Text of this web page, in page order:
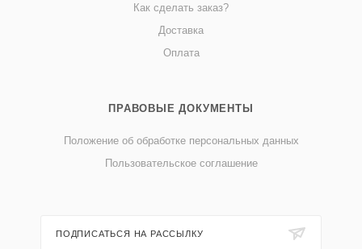
Как сделать заказ?
Доставка
Оплата
ПРАВОВЫЕ ДОКУМЕНТЫ
Положение об обработке персональных данных
Пользовательское соглашение
ПОДПИСАТЬСЯ НА РАССЫЛКУ